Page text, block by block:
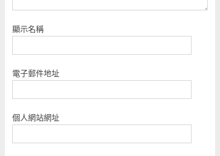
顯示名稱
電子郵件地址
個人網站網址